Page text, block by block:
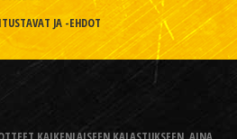
JA -EHDOT